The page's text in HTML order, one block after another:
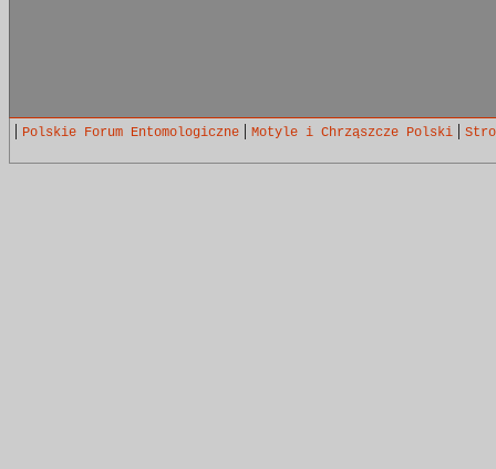
| Polskie Forum Entomologiczne | Motyle i Chrząszcze Polski |